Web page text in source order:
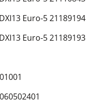
Euro-5 21189194
Euro-5 21189193